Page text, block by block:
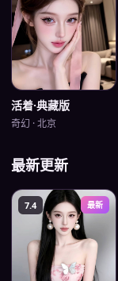
活着·典藏版
奇幻 ·北京
最新更新
7.4 最新